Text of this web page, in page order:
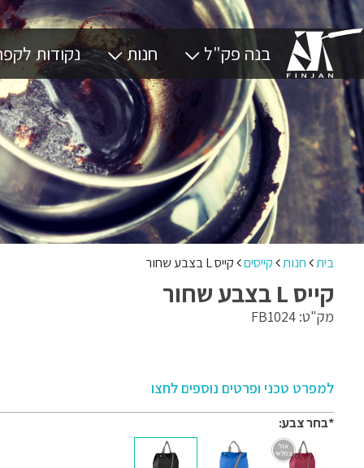
בנה פק"ל
פק"ל קפה
פקל בישול חוזר
בקרוב
חנות
מבצעים
קייסים
בישול
פק"לים
שונות
ריהוט שטח
נקודות
אזור צפון
אזור דרום
אזור מרכז
בית חנות קייסים קייס L בצבע שחור
קייס L בצבע שחור
מק"ט: FB1024
למפרט טכני ופרטים נוספים לחצו
*בחר צבע: